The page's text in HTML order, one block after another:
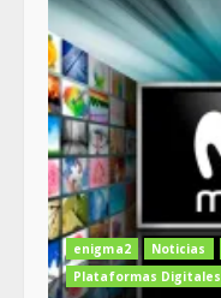
enigma2 Noticias
Plataformas Digitales